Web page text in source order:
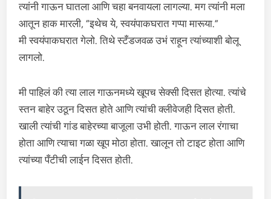
त्यांनी गाऊन घातला आणि चहा बनवायला लागल्या. मग त्यांनी मला
आतून हाक मारली, “इथेच ये, स्वयंपाकघरात गप्पा मारूया.”
मी स्वयंपाकघरात गेलो. तिथे स्टँडजवळ उभं राहून त्यांच्याशी बोलू
लागलो.
मी पाहिलं की त्या लाल गाऊनमध्ये खूपच सेक्सी दिसत होत्या. त्यांचे
स्तन बाहेर उठून दिसत होते आणि त्यांची क्लीवेजही दिसत होती.
खाली त्यांची गांड बाहेरच्या बाजूला उभी होती. गाऊन लाल रंगाचा
होता आणि त्याचा गळा खूप मोठा होता. खालून तो टाइट होता आणि
त्यांच्या पँटीची लाईन दिसत होती.